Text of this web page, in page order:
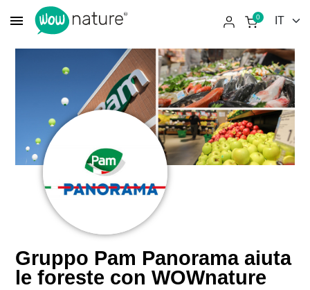
menu 0
Gruppo Pam Panorama aiuta
le foreste con WOWnature